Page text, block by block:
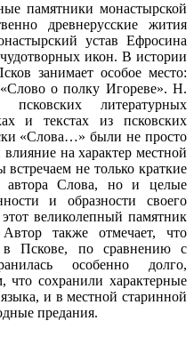
памятники монастырской
древнерусские жития
устав Ефросина
икон. В истории
занимает особое место:
«Слово о полку Игореве». Н.
псковских литературных
и текстах из псковских
«Слова…» были не просто
на характер местной
не только краткие
автора Слова, но и целые
и образности своего
великолепный памятник
также отмечает, что
Пскове, по сравнению с
особенно долго,
что сохранили характерные
и в местной старинной
предания.